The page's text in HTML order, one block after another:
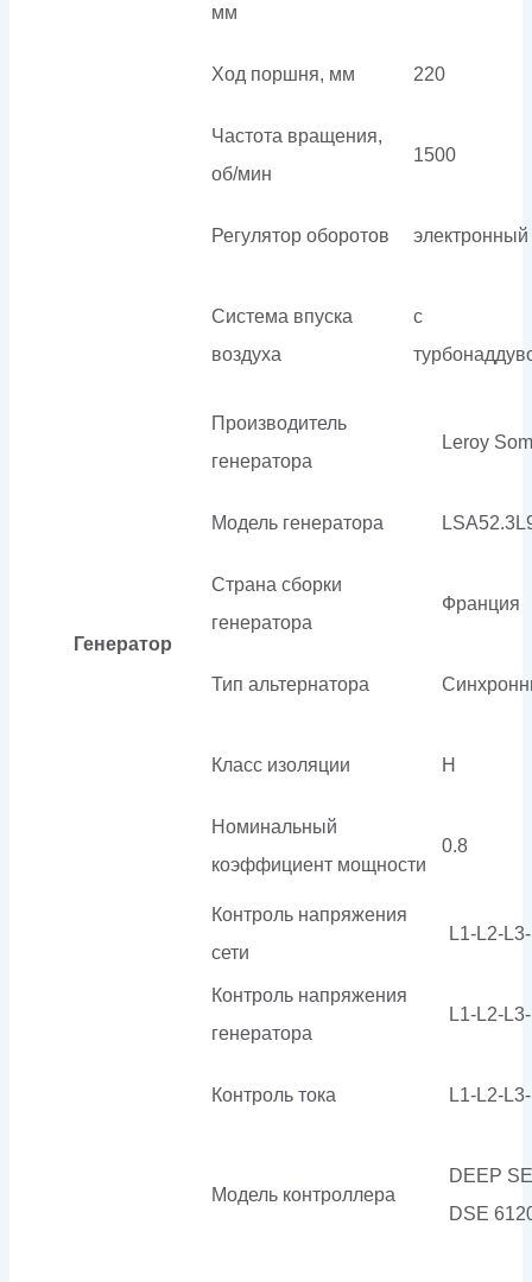
мм
Ход поршня, мм 220
Частота вращения,
об/мин
1500
Регулятор оборотов электронный
Система впуска
воздуха
с
Генератор
Производитель
генератора
Leroy
Модель генератора
Страна сборки
генератора
Франция
Тип альтернатора
Класс изоляции H
Номинальный
коэффициент мощности
0.8
Контроль напряжения
сети
L1-L2-
Контроль напряжения
генератора
L1-L2-
Контроль тока L1-L2-
Модель контроллера
DEEP
DSE